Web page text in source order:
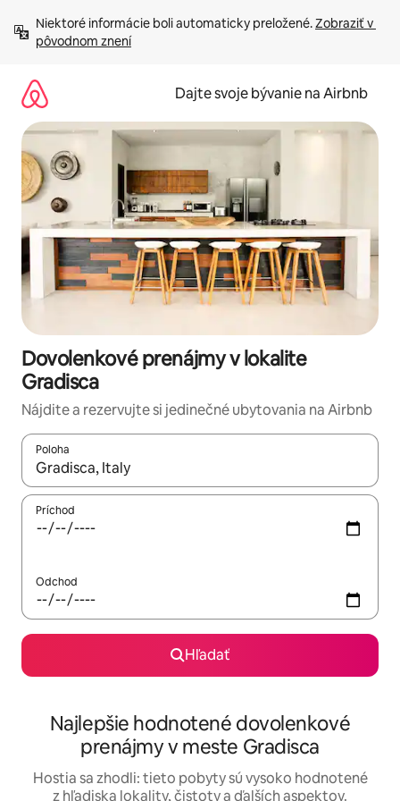
obsah.
Niektoré informácie boli automaticky preložené. Zobraziť v
pôvodnom znení
Dajte svoje bývanie na Airbnb
Dovolenkové prenájmy v lokalite
Gradisca
Nájdite a rezervujte si jedinečné ubytovania na Airbnb
Poloha
Keď budú výsledky k dispozícii, môžete si ich prechádzať
Príchod
Odchod
Hľadať
Najlepšie hodnotené dovolenkové
prenájmy v meste Gradisca
Hostia sa zhodli: tieto pobyty sú vysoko hodnotené
z hľadiska lokality, čistoty a ďalších aspektov.